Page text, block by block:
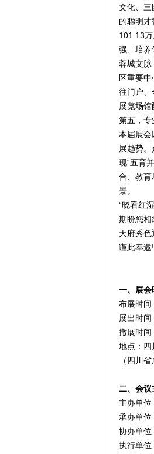
文化、三
的聪明
101.13
强、培养
蓉城文脉
区重要
往门户、
展览场馆
第五，专
本届展会
展趋势
现“五育
合、教育
景。
“晓看红
期盼您相
天府秀
谨此奉邀!
一、展会
布展时间
展出时
撤展时
地点：四
（四川
二、 会议
主办单
承办单位
协办单位
执行单位